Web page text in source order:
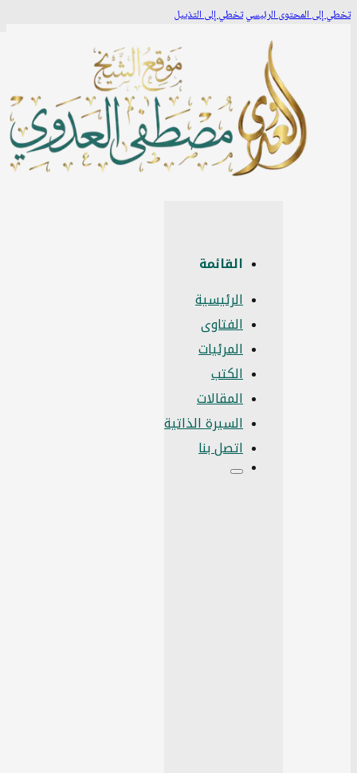
إلى المحتوى الرئيسيتخطي إلى التذييل
القائمة
الرئيسية
الفتاوى
المرئيات
الكتب
المقالات
السيرة الذاتية
اتصل بنا